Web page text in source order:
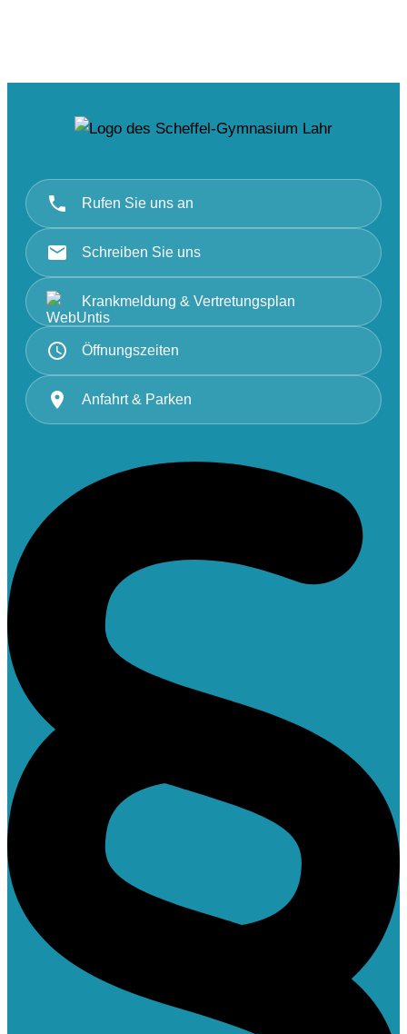
Rufen Sie uns an
Schreiben Sie uns
Krankmeldung & Vertretungsplan
Öffnungszeiten
Anfahrt & Parken